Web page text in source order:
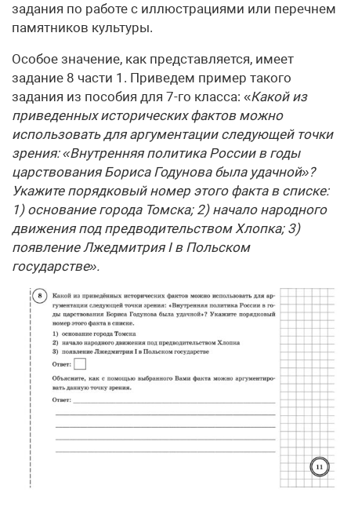
задания по работе с иллюстрациями или перечнем
памятников культуры.
Особое значение, как представляется, имеет
задание 8 части 1. Приведем пример такого
задания из пособия для 7-го класса: «Какой из
приведенных исторических фактов можно
использовать для аргументации следующей точки
зрения: «Внутренняя политика России в годы
царствования Бориса Годунова была удачной»?
Укажите порядковый номер этого факта в списке:
1) основание города Томска; 2) начало народного
движения под предводительством Хлопка; 3)
появление Лжедмитрия I в Польском
государстве».